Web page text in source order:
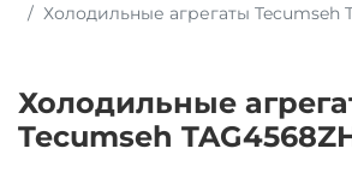
Холодильные агрегаты Tecumseh
Холодильные
Tecumseh